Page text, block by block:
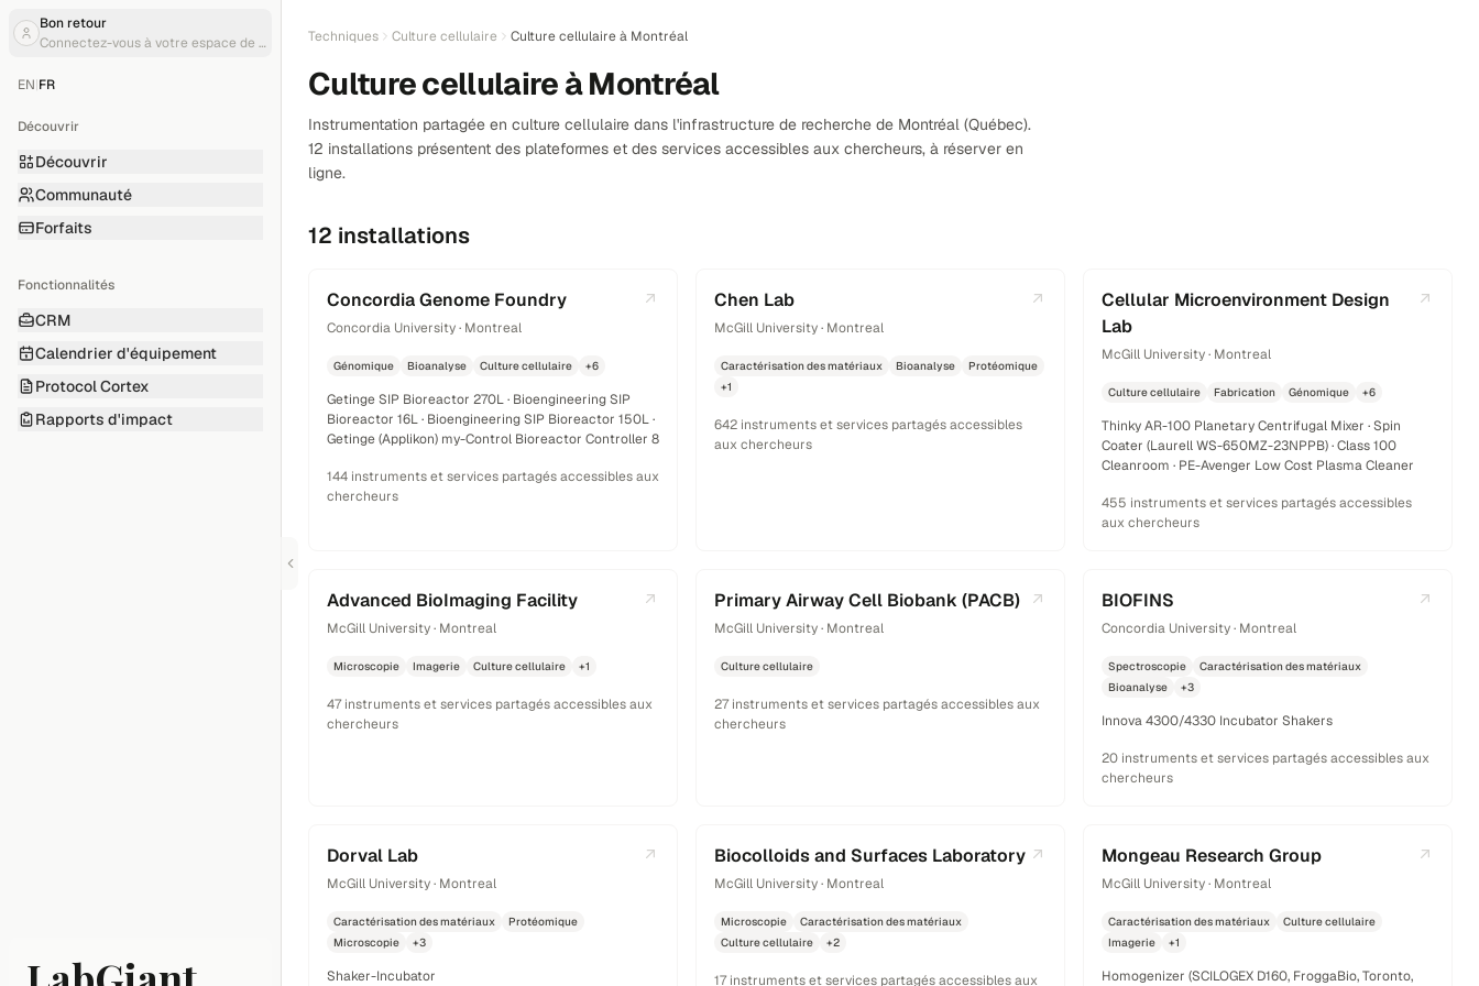
Bon retour
Connectez-vous à votre espace de travail
EN|FR
Découvrir
Découvrir
Communauté
Forfaits
Fonctionnalités
CRM
Calendrier d'équipement
Protocol Cortex
Rapports d'impact
Techniques Culture cellulaire Culture cellulaire à Montréal
Culture cellulaire à Montréal
Instrumentation partagée en culture cellulaire dans l'infrastructure de recherche de Montréal (Québec).
12 installations présentent des plateformes et des services accessibles aux chercheurs, à réserver en
ligne.
12 installations
Concordia Genome Foundry
Concordia University · Montreal
Génomique Bioanalyse Culture cellulaire +6
Getinge SIP Bioreactor 270L · Bioengineering SIP
Bioreactor 16L · Bioengineering SIP Bioreactor 150L ·
Getinge (Applikon) my-Control Bioreactor Controller 8
144 instruments et services partagés accessibles aux
chercheurs
Chen Lab
McGill University · Montreal
Caractérisation des matériaux Bioanalyse
Protéomique
+1
642 instruments et services partagés accessibles
aux chercheurs
Cellular Microenvironment Design
Lab
McGill University · Montreal
Culture cellulaire Fabrication Génomique +6
Thinky AR-100 Planetary Centrifugal Mixer · Spin
Coater (Laurell WS-650MZ-23NPPB) · Class 100
Cleanroom · PE-Avenger Low Cost Plasma Cleaner
455 instruments et services partagés accessibles
aux chercheurs
Advanced BioImaging Facility
McGill University · Montreal
Microscopie Imagerie Culture cellulaire +1
47 instruments et services partagés accessibles aux
chercheurs
Primary Airway Cell Biobank (PACB)
McGill University · Montreal
Culture cellulaire
27 instruments et services partagés accessibles aux
chercheurs
BIOFINS
Concordia University · Montreal
Spectroscopie
Caractérisation des matériaux
Bioanalyse
+3
Innova 4300/4330 Incubator Shakers
20 instruments et services partagés accessibles aux
chercheurs
Dorval Lab
McGill University · Montreal
Caractérisation des matériaux
Protéomique
Microscopie
+3
Shaker-Incubator
Biocolloids and Surfaces Laboratory
McGill University · Montreal
Microscopie
Caractérisation des matériaux
Culture cellulaire
+2
17 instruments et services partagés accessibles aux
Mongeau Research Group
McGill University · Montreal
Caractérisation des matériaux
Culture cellulaire
Imagerie
+1
Homogenizer (SCILOGEX D160, FroggaBio, Toronto,